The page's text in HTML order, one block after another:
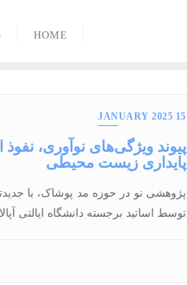
HOME
15 JANUARY 2025
پیوند ویژگی‌های نوآوری،
پایداری زیست محیطی
توسط اساتید برجسته دانشگاه ایالتی